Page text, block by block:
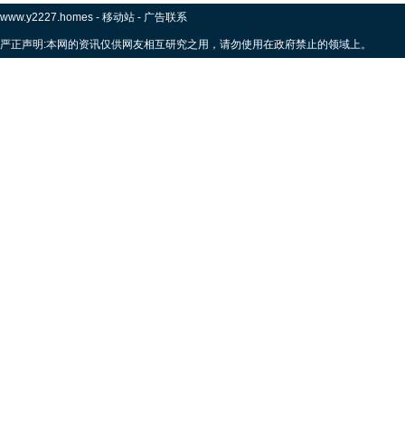
www.y2227.homes - 移动站 - 广告联系
严正声明:本网的资讯仅供网友相互研究之用，请勿使用在政府禁止的领域上。